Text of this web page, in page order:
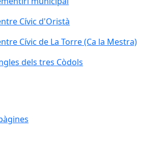
Cívic d'Oristà
Cívic de La Torre (Ca la Mestra)
Cívic de La Torre (Ca la Mestra)
dels tres Còdols
dels tres Còdols